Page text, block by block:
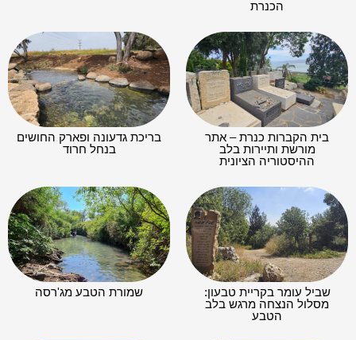
הכנרת
בית הקברות כנרת – אתר
מורשת ותיירות בלב
ההיסטוריה הציונית
בריכת גדעונה ופארק החושים
בנחל חרוד
שביל עומר בקריית טבעון:
מסלול הנצחה מרגש בלב
הטבע
שמורת הטבע מג'רסה